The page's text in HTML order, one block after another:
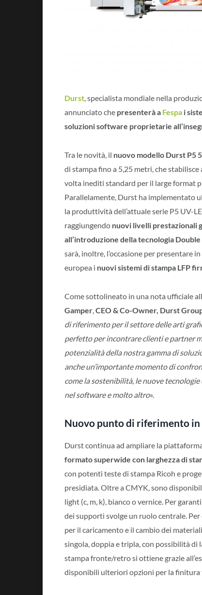
Durst, specialista mondiale nella
annunciato che presenterà a Fespa i
soluzioni software proprietarie
Tra le novità, il nuovo modello Durst P5
di stampa fino a 5,25 metri, che stabilisce
volta inediti standard per il large format
Parallelamente, Durst ha implementato
la produttività dell’attuale serie P5 UV-
raggiungendo nuovi livelli prestazionali
all’introduzione della tecnologia Double
sarà, inoltre, l’occasione per presentare
europea i nuovi sistemi di stampa LFP
Come sottolineato in una nota ufficiale
Gamper CEO & Co-Owner, Durst
di riferimento per il settore delle arti
perfetto per incontrare clienti e partner
potenzialità della nostra gamma di
anche un’importante momento di
come la sostenibilità, le nuove
nel software e molto altro».
Nuovo punto di riferimento
Durst continua ad ampliare la
formato superwide con larghezza di
con potenti teste di stampa Ricoh e
presidiata. Oltre a CMYK, sono
light (c, m, k), bianco o vernice. Per
dei supporti svolge un ruolo centrale.
per il caricamento e il cambio dei
singola, doppia e tripla, con possibilità di
stampa fronte/retro si ottiene grazie
disponibili ulteriori opzioni per la finitura